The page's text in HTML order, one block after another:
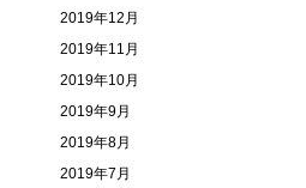
2019年12月
2019年11月
2019年10月
2019年9月
2019年8月
2019年7月